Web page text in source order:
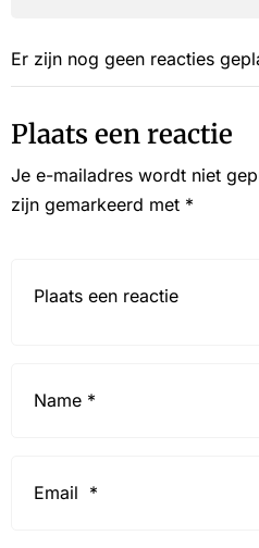
Er zijn nog geen reacties
Plaats een reactie
Je e-mailadres wordt niet
zijn gemarkeerd met *